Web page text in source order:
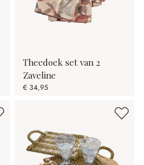
Theedoek set van 2
Zaveline
€ 34,95